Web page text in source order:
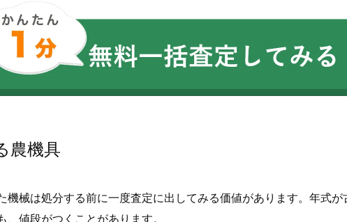
農機具
械は処分する前に一度査定に出してみる価値があります。年式
値段がつくことがあります。